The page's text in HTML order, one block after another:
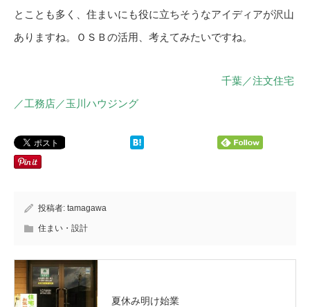
とことも多く、住まいにも役に立ちそうなアイディアが沢山
ありますね。ＯＳＢの活用、考えてみたいですね。
千葉／注文住宅
／工務店／玉川ハウジング
投稿者: tamagawa
住まい・設計
夏休み明け始業